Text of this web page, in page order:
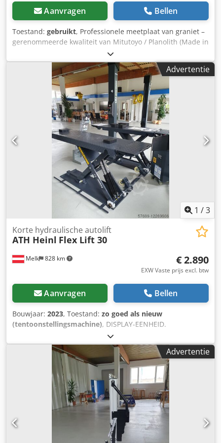
Aanvragen Bellen
Toestand: gebruikt, Professionele meetplaat van graniet –
gerenommeerde kwaliteit van Mitutoyo / Planolith (Made in
Germany). Ideaal voor gebruik in kwaliteitscontrole,
gereedschapswerkplaatsen en metrologie. ⸻
Specificaties: • Afmetingen plaat: ca. 1200 x 800 mm •
Dikte: ca. 170 mm • Gewicht: ca. 460 kg •
Nauwkeurigheidsklasse: DIN 876/0 (hoge precisie) •
Toegestane afwijking: 0,009 mm • Werkelijke afwijking:
0,00273 mm • Producent: Planolith GmbH / Mitutoyo • Land
van productie: Duitsland • Inclusief: robuust stalen
onderstel ⸻ Voordelen: Zeer hoge
meetnauwkeurigheid Stabiele constructie – zwaar graniet
dempt trillingen Ideaal voor meten, aftekenen en
controleren van onderdelen Professioneel gereedschap
Direct inzetbaar ⸻ Dcodpfx Aoyw Ubqsntok Staat:
Gebruikte staat – vertoont normale gebruikssporen
(krassen zichtbaar op het oppervlak), maar volledig
functioneel en behoudt de technische eigenschappen.
Advertentie
1 /3
Melk 828 km
Korte hydraulische autolift
ATH Heinl Flex Lift 30
€ 2.890
EXW Vaste prijs excl. btw
Aanvragen Bellen
Bouwjaar: 2023, Toestand: zo goed als nieuw
(tentoonstellingsmachine), DISPLAY-EENHEID.
Hoogwaardige en robuuste korteslagheftafel met
hydraulische aandrijving, vrijwel onderhoudsvrij. Krachtige
hydraulische eenheid (230V / C16A) Zeer lage omrijhoogte
van slechts ca. 105 mm Geen elektrische eindschakelaars
geïnstalleerd in de schaar, beschermslang boven de
hydraulische slangen Dsdon Armwopfx Anteck
Mechanische synchronisatie door onderste
dwarsverbinding en dubbele hydraulische
daalvergrendeling (geen veiligheidspal of perslucht nodig)
Hoge hefkracht al vanaf het nulpunt Nooddaalsysteem bij
stroomuitval Ideaal voor schilder- en carrosseriebedrijven,
Advertentie